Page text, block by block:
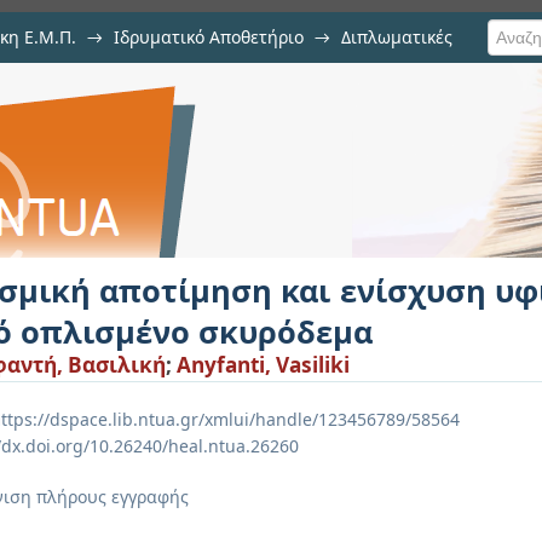
Ε.Μ.Π. → Ιδρυματικό Αποθετήριο → Διπλωματικές
και ενίσχυση υφιστάμενης
αποτίμηση και ενίσχυση
οπλισμένο σκυρόδεμα
Βασιλική; Anyfanti, Vasiliki
dspace.lib.ntua.gr/xmlui/handle/123456789/58564
10.26240/heal.ntua.26260
πλήρους εγγραφής